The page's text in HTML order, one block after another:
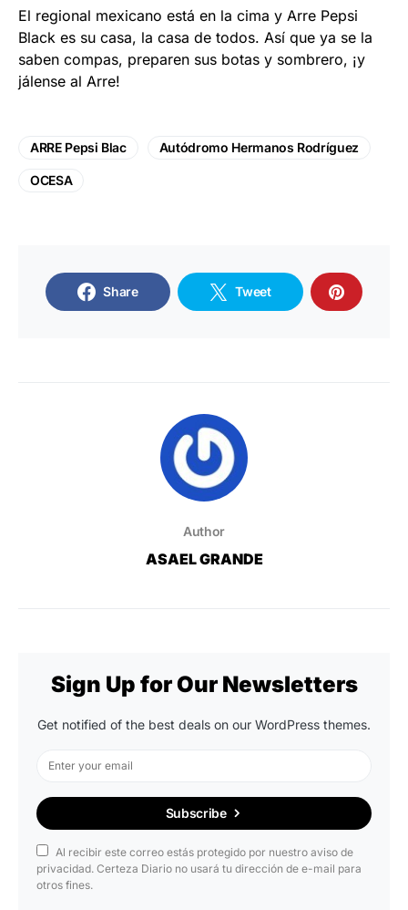
El regional mexicano está en la cima y Arre Pepsi
Black es su casa, la casa de todos. Así que ya se la
saben compas, preparen sus botas y sombrero, ¡y
jálense al Arre!
ARRE Pepsi Blac Autódromo Hermanos Rodríguez
OCESA
Share Tweet
Author
ASAEL GRANDE
Sign Up for Our Newsletters
Get notified of the best deals on our WordPress themes.
Subscribe
Al recibir este correo estás protegido por nuestro aviso de
privacidad. Certeza Diario no usará tu dirección de e-mail para
otros fines.